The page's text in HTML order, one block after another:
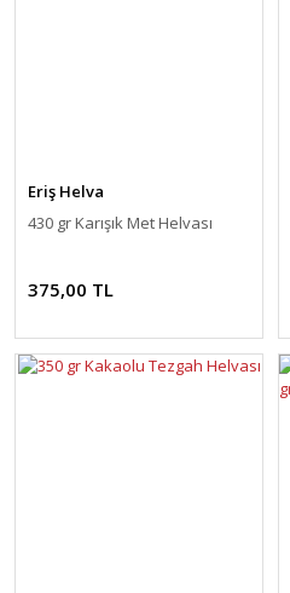
Eriş Helva
430 gr Karışık Met Helvası
375,00 TL